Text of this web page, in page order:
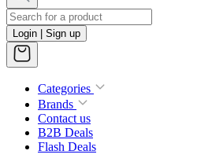
Login | Sign up
Categories
Brands
Contact us
B2B Deals
Flash Deals